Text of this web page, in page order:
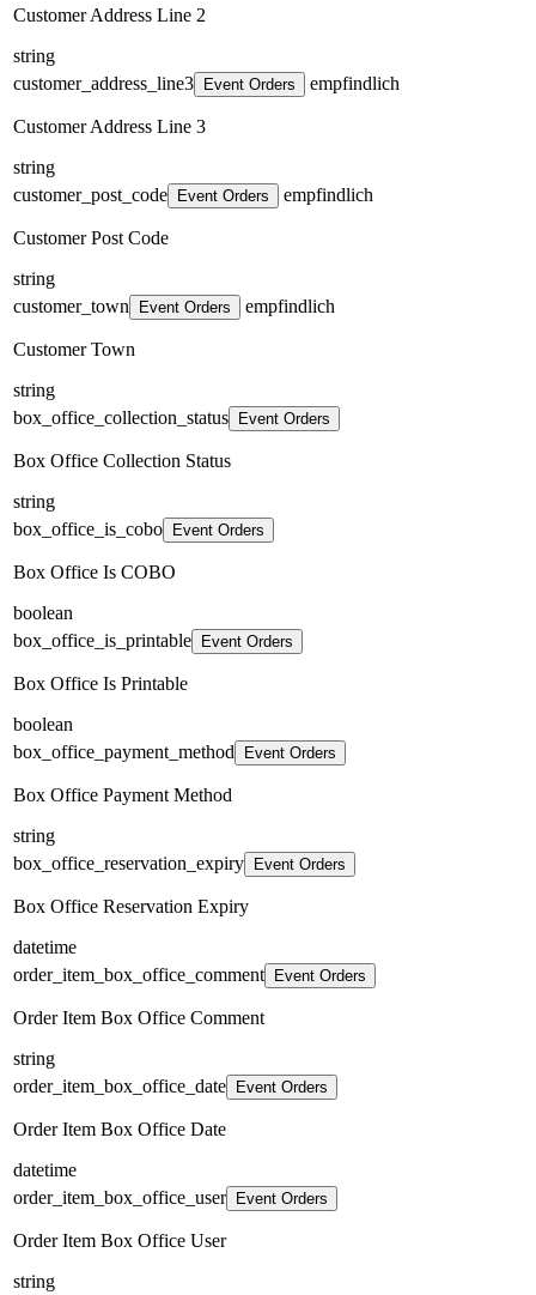
Customer Address Line 2
string
customer_address_line3
Event Orders empfindlich
Customer Address Line 3
string
customer_post_code
Event Orders empfindlich
Customer Post Code
string
customer_town
Event Orders empfindlich
Customer Town
string
box_office_collection_status
Event Orders
Box Office Collection Status
string
box_office_is_cobo
Event Orders
Box Office Is COBO
boolean
box_office_is_printable
Event Orders
Box Office Is Printable
boolean
box_office_payment_method
Event Orders
Box Office Payment Method
string
box_office_reservation_expiry
Event Orders
Box Office Reservation Expiry
datetime
order_item_box_office_comment
Event Orders
Order Item Box Office Comment
string
order_item_box_office_date
Event Orders
Order Item Box Office Date
datetime
order_item_box_office_user
Event Orders
Order Item Box Office User
string